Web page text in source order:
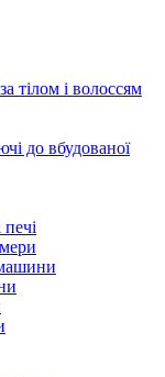
тілом і волоссям
до вбудованої